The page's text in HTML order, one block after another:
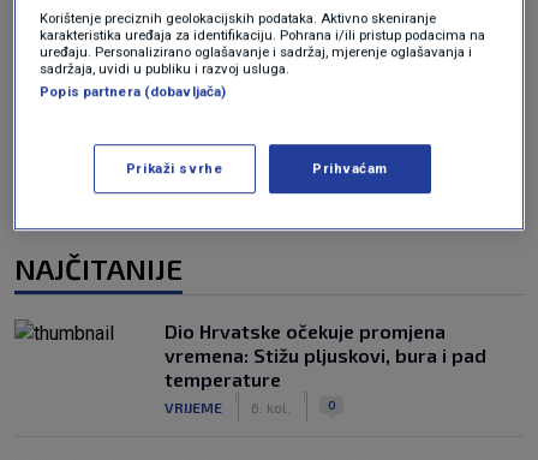
Oglas
NAJČITANIJE
Dio Hrvatske očekuje promjena
vremena: Stižu pljuskovi, bura i pad
temperature
VRIJEME 6. kol. 0
Korištenje preciznih geolokacijskih podataka. Aktivno skeniranje
karakteristika uređaja za identifikaciju. Pohrana i/ili pristup podacima na
uređaju. Personalizirano oglašavanje i sadržaj, mjerenje oglašavanja i
sadržaja, uvidi u publiku i razvoj usluga.
Popis partnera (dobavljača)
Prikaži svrhe Prihvaćam